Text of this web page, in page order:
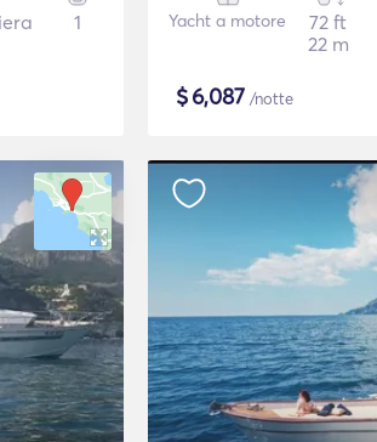
1 Yacht a motore
72 ft
22 m
$6,087 /notte